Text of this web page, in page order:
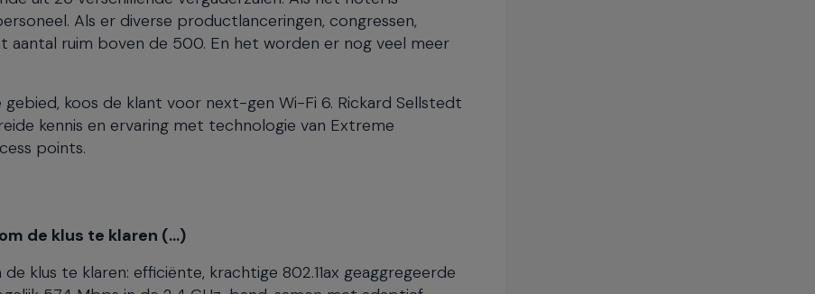
Als er diverse productlanceringen, congressen,
aantal ruim boven de 500. En het worden er nog veel meer
koos de klant voor next-gen Wi-Fi 6. Rickard Sellstedt
kennis en ervaring met technologie van Extreme
points.
de klus te klaren (...)
klus te klaren: efficiënte, krachtige 802.11ax geaggregeerde